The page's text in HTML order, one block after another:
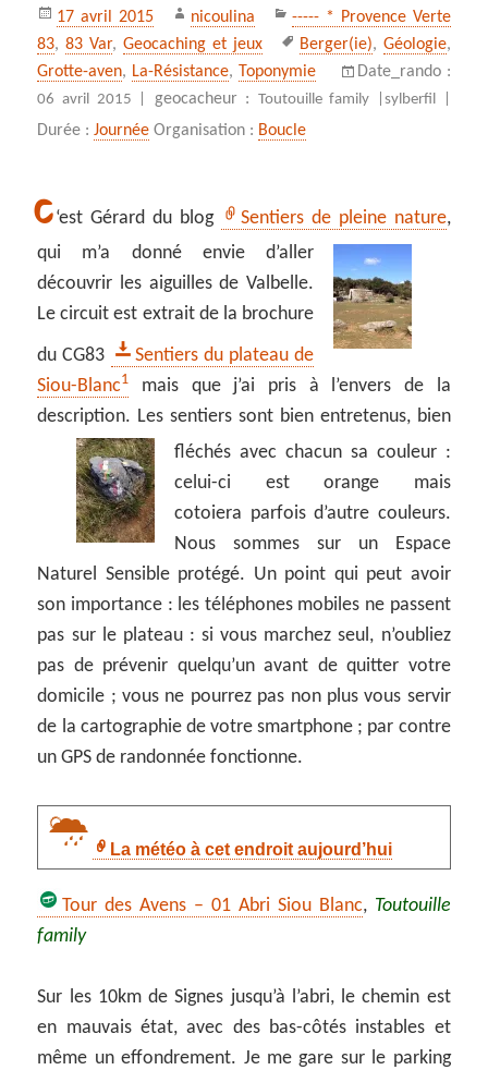
Publié
le
17 avril 2015 Auteur
nicoulina Catégories
----- * Provence Verte
83,83 Var, Geocaching et jeux
Mots-
clés
Berger(ie), Géologie,
Grotte-aven, La-Résistance, Toponymie Date_rando :
06 avril 2015 | geocacheur : Toutouille family |sylberfil |
Durée :Journée Organisation : Boucle
C‘est Gérard du blog Sentiers de pleine nature,
qui m’a donné envie d’aller
découvrir les aiguilles de Valbelle.
Le circuit est extrait de la brochure
du CG83
Sentiers du plateau de
Siou-Blanc1
mais que j’ai pris à l’envers de la
description. Les sentiers sont bien entretenus, bien
fléchés avec chacun sa couleur :
celui-ci est orange mais
cotoiera parfois d’autre couleurs.
Nous sommes sur un Espace
Naturel Sensible protégé. Un point qui peut avoir
son importance : les téléphones mobiles ne passent
pas sur le plateau : si vous marchez seul, n’oubliez
pas de prévenir quelqu’un avant de quitter votre
domicile ; vous ne pourrez pas non plus vous servir
de la cartographie de votre smartphone ; par contre
un GPS de randonnée fonctionne.
La météo à cet endroit aujourd’hui
Tour des Avens – 01 Abri Siou Blanc, Toutouille
family
Sur les 10km de Signes jusqu’à l’abri, le chemin est
en mauvais état, avec des bas-côtés instables et
même un effondrement. Je me gare sur le parking